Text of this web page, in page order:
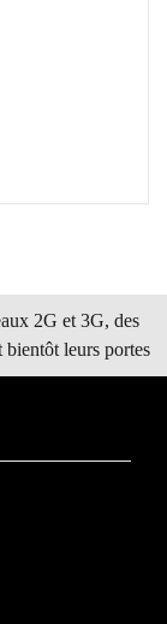
2G et 3G, des
leurs portes